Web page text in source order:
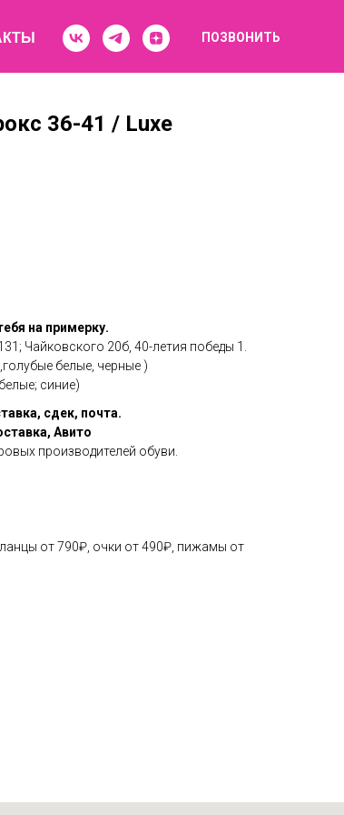
ПОЗВОНИТЬ
36-41 / Luxe
на примерку.
Чайковского 20б, 40-летия победы 1.
белые, черные )
синие)
сдек, почта.
Авито
произвoдителей oбуви.
от 790₽, очки от 490₽, пижамы от